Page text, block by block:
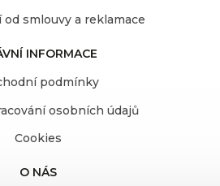
smlouvy a reklamace
INFORMACE
podmínky
osobních údajů
Cookies
O NÁS